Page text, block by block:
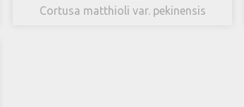
Cortusa matthioli var. pekinensis